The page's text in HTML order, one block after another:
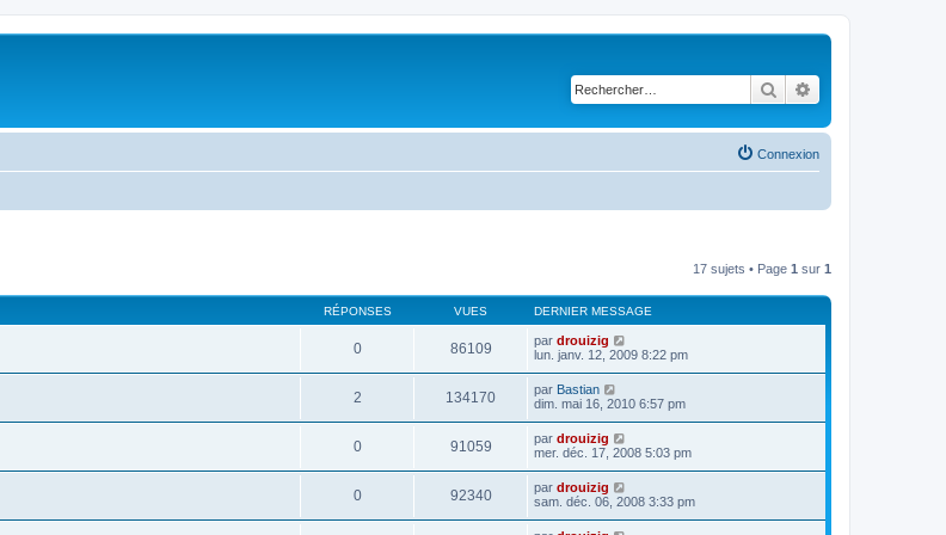
Rechercher
Connexion
17 sujets • Page 1 sur 1
RÉPONSES VUES DERNIER MESSAGE
0 86109 par drouizig
lun. janv. 12, 2009 8:22 pm
2 134170 par Bastian
dim. mai 16, 2010 6:57 pm
0 91059 par drouizig
mer. déc. 17, 2008 5:03 pm
0 92340 par drouizig
sam. déc. 06, 2008 3:33 pm